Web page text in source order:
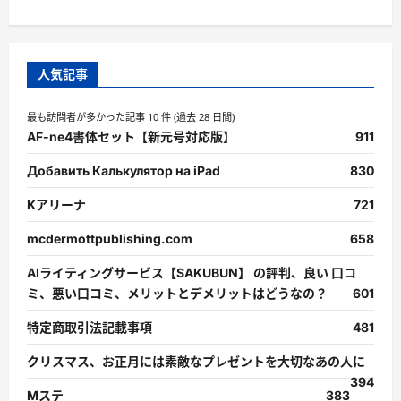
人気記事
最も訪問者が多かった記事 10 件 (過去 28 日間)
AF-ne4書体セット【新元号対応版】 911
Добавить Калькулятор на iPad 830
Kアリーナ 721
mcdermottpublishing.com 658
AIライティングサービス【SAKUBUN】 の評判、良い 口コ
ミ、悪い口コミ、メリットとデメリットはどうなの？
601
特定商取引法記載事項 481
クリスマス、お正月には素敵なプレゼントを大切なあの人に
394
Mステ
383